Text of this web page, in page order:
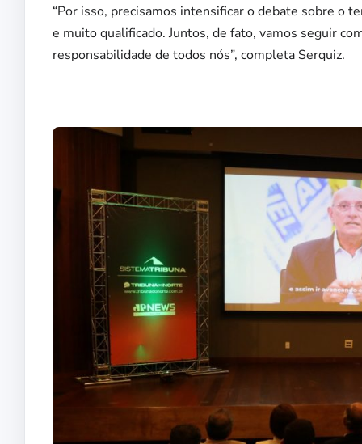
“Por isso, precisamos intensificar o debate sobre o
e muito qualificado. Juntos, de fato, vamos seguir
responsabilidade de todos nós”, completa Serquiz.